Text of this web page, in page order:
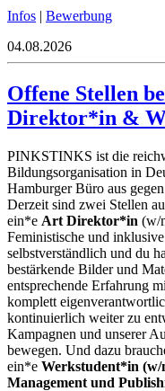
Infos | Bewerbung
04.08.2026
Offene Stellen
Direktor*in &
PINKSTINKS ist die
Bildungsorganisation in
Hamburger Büro aus
Derzeit sind zwei Stellen
ein*e Art Direktor*in (w/
Feministische und
selbstverständlich und du
bestärkende Bilder und
entsprechende Erfahrung
komplett
kontinuierlich weiter zu
Kampagnen und unserer
bewegen. Und dazu
ein*e Werkstudent*in (w/
Management und